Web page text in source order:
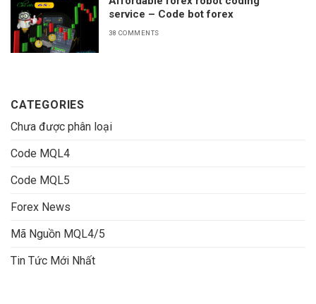
service – Code bot forex
38 COMMENTS
CATEGORIES
Chưa được phân loại
Code MQL4
Code MQL5
Forex News
Mã Nguồn MQL4/5
Tin Tức Mới Nhất